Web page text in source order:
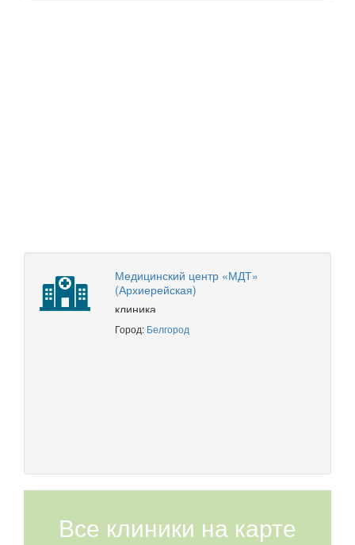
Медицинский центр «МДТ»
(Архиерейская)
клиника
Город: Белгород
Все клиники на карте